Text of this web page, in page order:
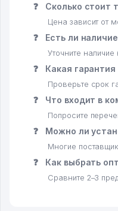
❓ Сколько стоит
Цена зависит от
❓ Есть ли
Уточните
❓ Какая
Проверьте срок
❓ Что входит в
Попросите
❓ Можно ли
Многие
❓ Как выбрать
Сравните 2–3